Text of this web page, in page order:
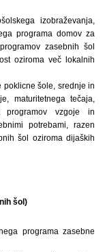
izobraževanja,
programa domov za
zasebnih šol
oziroma več lokalnih
poklicne šole, srednje in
maturitetnega tečaja,
programov vzgoje in
potrebami, razen
šol oziroma dijaških
šol)
programa zasebne